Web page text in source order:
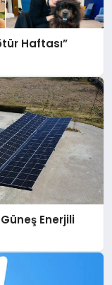
Haftası”
Enerjili